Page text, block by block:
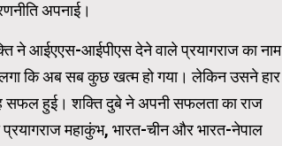
अपनाई।
ने आईएएस-आईपीएस देने वाले प्रयागराज का नाम
कि अब सब कुछ खत्म हो गया। लेकिन उसने हार
सफल हुई। शक्ति दुबे ने अपनी सफलता का राज
महाकुंभ, भारत-चीन और भारत-नेपाल